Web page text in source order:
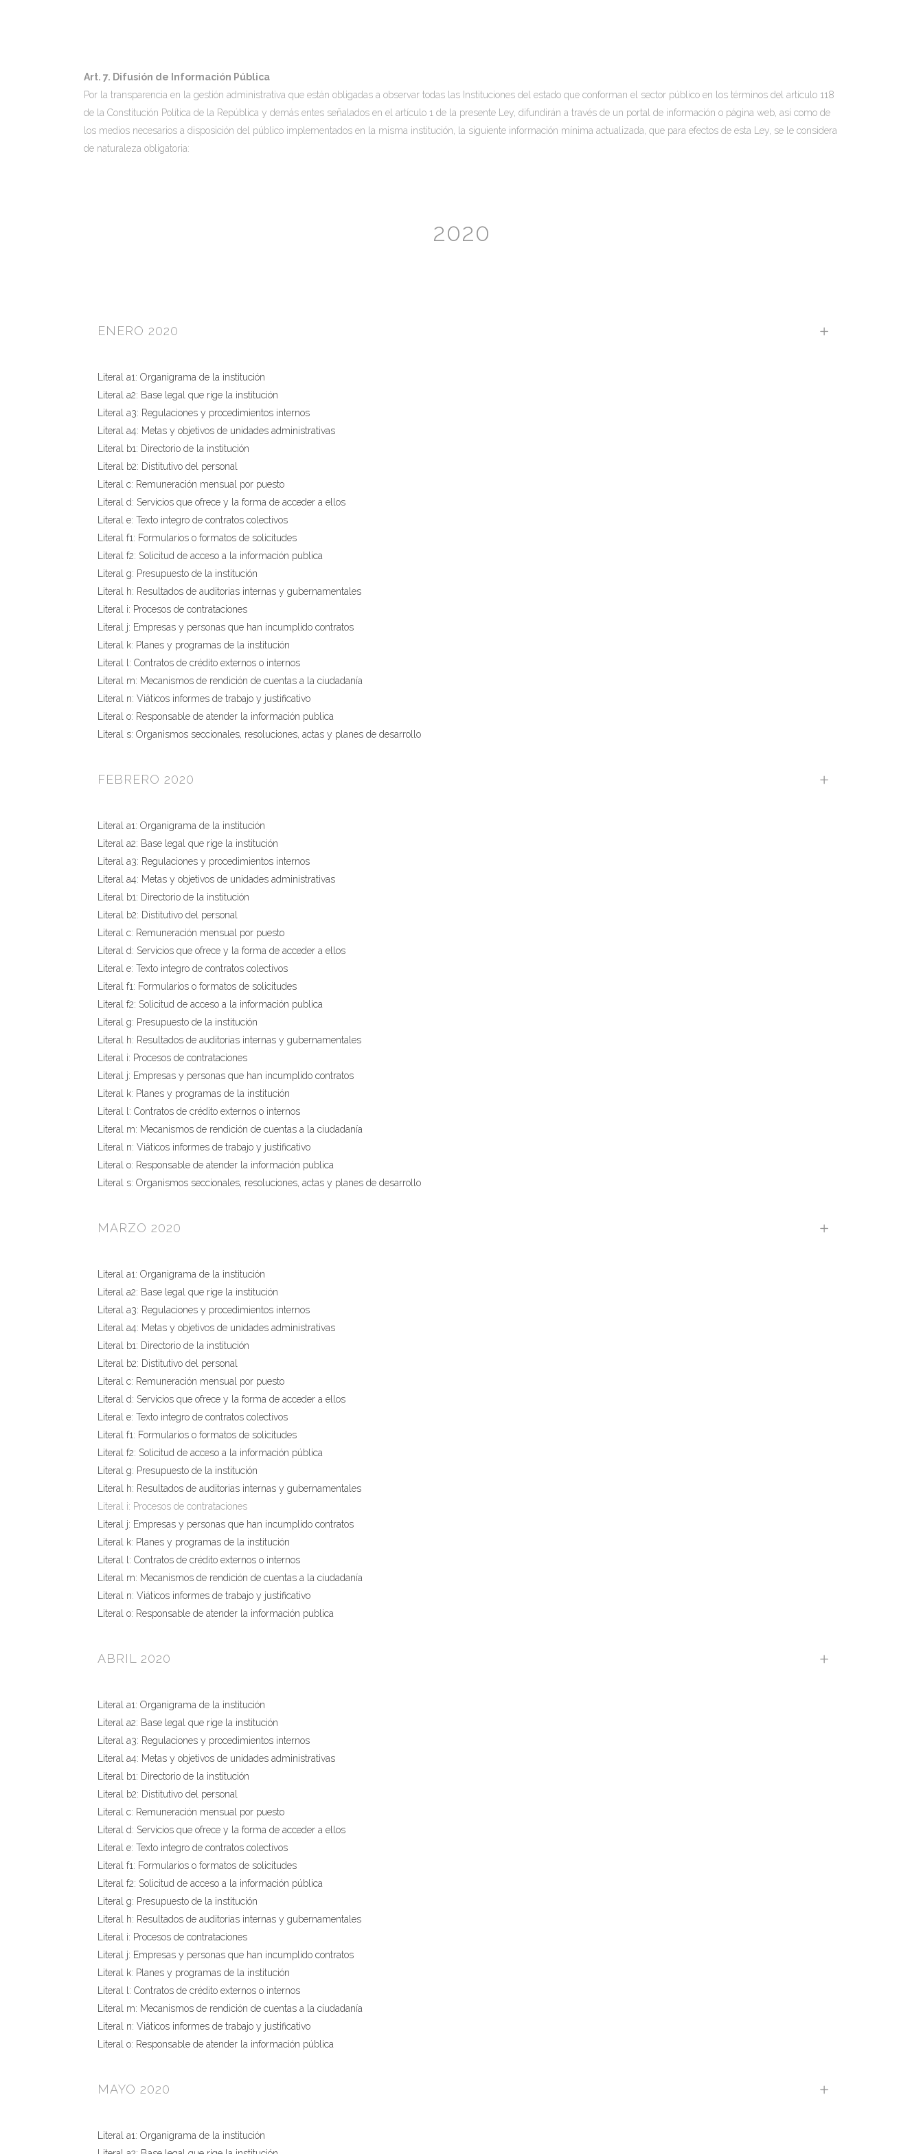
Art. 7. Difusión de Información Pública
Por la transparencia en la gestión administrativa que están obligadas a observar todas las Instituciones del estado que conforman el sector público en los términos del artículo 118
de la Constitución Política de la República y demás entes señalados en el artículo 1 de la presente Ley, difundirán a través de un portal de información o página web, así como de
los medios necesarios a disposición del público implementados en la misma institución, la siguiente información mínima actualizada, que para efectos de esta Ley, se le considera
de naturaleza obligatoria:
2020
ENERO 2020
Literal a1: Organigrama de la institución
Literal a2: Base legal que rige la institución
Literal a3: Regulaciones y procedimientos internos
Literal a4: Metas y objetivos de unidades administrativas
Literal b1: Directorio de la institución
Literal b2: Distitutivo del personal
Literal c: Remuneración mensual por puesto
Literal d: Servicios que ofrece y la forma de acceder a ellos
Literal e: Texto integro de contratos colectivos
Literal f1: Formularios o formatos de solicitudes
Literal f2: Solicitud de acceso a la información publica
Literal g: Presupuesto de la institución
Literal h: Resultados de auditorias internas y gubernamentales
Literal i: Procesos de contrataciones
Literal j: Empresas y personas que han incumplido contratos
Literal k: Planes y programas de la institución
Literal l: Contratos de crédito externos o internos
Literal m: Mecanismos de rendición de cuentas a la ciudadanía
Literal n: Viáticos informes de trabajo y justificativo
Literal o: Responsable de atender la información publica
Literal s: Organismos seccionales, resoluciones, actas y planes de desarrollo
FEBRERO 2020
Literal a1: Organigrama de la institución
Literal a2: Base legal que rige la institución
Literal a3: Regulaciones y procedimientos internos
Literal a4: Metas y objetivos de unidades administrativas
Literal b1: Directorio de la institución
Literal b2: Distitutivo del personal
Literal c: Remuneración mensual por puesto
Literal d: Servicios que ofrece y la forma de acceder a ellos
Literal e: Texto integro de contratos colectivos
Literal f1: Formularios o formatos de solicitudes
Literal f2: Solicitud de acceso a la información publica
Literal g: Presupuesto de la institución
Literal h: Resultados de auditorias internas y gubernamentales
Literal i: Procesos de contrataciones
Literal j: Empresas y personas que han incumplido contratos
Literal k: Planes y programas de la institución
Literal l: Contratos de crédito externos o internos
Literal m: Mecanismos de rendición de cuentas a la ciudadanía
Literal n: Viáticos informes de trabajo y justificativo
Literal o: Responsable de atender la información publica
Literal s: Organismos seccionales, resoluciones, actas y planes de desarrollo
MARZO 2020
Literal a1: Organigrama de la institución
Literal a2: Base legal que rige la institución
Literal a3: Regulaciones y procedimientos internos
Literal a4: Metas y objetivos de unidades administrativas
Literal b1: Directorio de la institución
Literal b2: Distitutivo del personal
Literal c: Remuneración mensual por puesto
Literal d: Servicios que ofrece y la forma de acceder a ellos
Literal e: Texto integro de contratos colectivos
Literal f1: Formularios o formatos de solicitudes
Literal f2: Solicitud de acceso a la información pública
Literal g: Presupuesto de la institución
Literal h: Resultados de auditorias internas y gubernamentales
Literal i: Procesos de contrataciones
Literal j: Empresas y personas que han incumplido contratos
Literal k: Planes y programas de la institución
Literal l: Contratos de crédito externos o internos
Literal m: Mecanismos de rendición de cuentas a la ciudadanía
Literal n: Viáticos informes de trabajo y justificativo
Literal o: Responsable de atender la información publica
ABRIL 2020
Literal a1: Organigrama de la institución
Literal a2: Base legal que rige la institución
Literal a3: Regulaciones y procedimientos internos
Literal a4: Metas y objetivos de unidades administrativas
Literal b1: Directorio de la institución
Literal b2: Distitutivo del personal
Literal c: Remuneración mensual por puesto
Literal d: Servicios que ofrece y la forma de acceder a ellos
Literal e: Texto integro de contratos colectivos
Literal f1: Formularios o formatos de solicitudes
Literal f2: Solicitud de acceso a la información pública
Literal g: Presupuesto de la institución
Literal h: Resultados de auditorias internas y gubernamentales
Literal i: Procesos de contrataciones
Literal j: Empresas y personas que han incumplido contratos
Literal k: Planes y programas de la institución
Literal l: Contratos de crédito externos o internos
Literal m: Mecanismos de rendición de cuentas a la ciudadanía
Literal n: Viáticos informes de trabajo y justificativo
Literal o: Responsable de atender la información pública
MAYO 2020
Literal a1: Organigrama de la institución